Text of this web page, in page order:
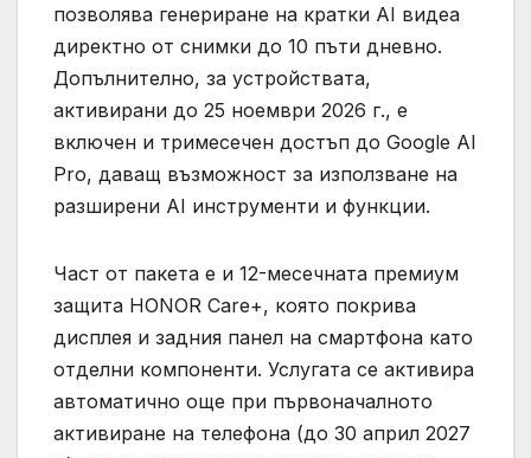
позволява генериране на кратки AI видеа
директно от снимки до 10 пъти дневно.
Допълнително, за устройствата,
активирани до 25 ноември 2026 г., е
включен и тримесечен достъп до Google AI
Pro, даващ възможност за използване на
разширени AI инструменти и функции.
Част от пакета е и 12-месечната премиум
защита HONOR Care+, която покрива
дисплея и задния панел на смартфона като
отделни компоненти. Услугата се активира
автоматично още при първоначалното
активиране на телефона (до 30 април 2027